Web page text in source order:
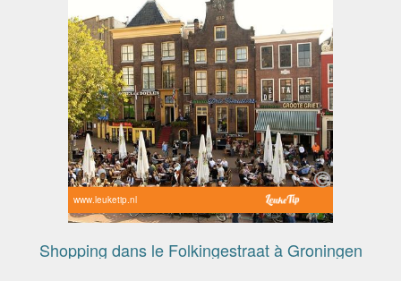
www.leuketip.nl
Shopping dans le Folkingestraat à Groningen